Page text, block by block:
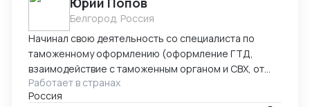
Белгород, Россия
Начинал свою деятельность со специалиста по
таможенному оформлению (оформление ГТД,
взаимодействие с таможенным органом и СВХ, от
закрытия процедуры ВТТ до выпуска товара), после
работал руководителем предприятия (полный цикл
Работает в странах
Россия